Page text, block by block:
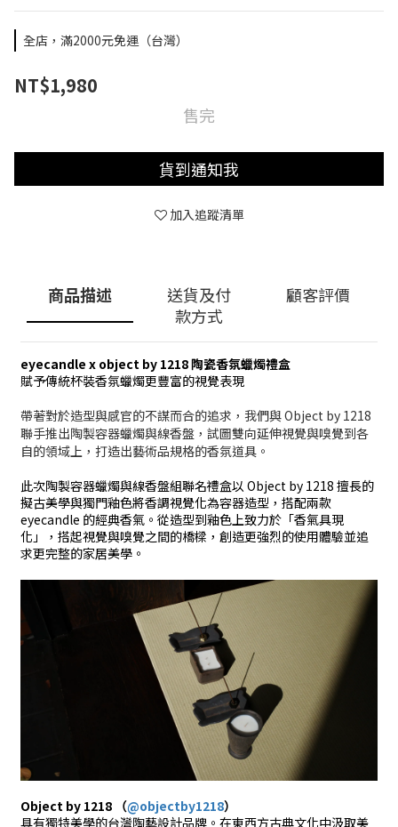
全店，滿2000元免運（台灣）
NT$1,980
售完
貨到通知我
加入追蹤清單
商品描述
送貨及付
款方式
顧客評價
eyecandle x object by 1218 陶瓷香氛蠟燭禮盒
賦予傳統杯裝香氛蠟燭更豐富的視覺表現
帶著對於造型與感官的不謀而合的追求，我們與 Object by 1218
聯手推出陶製容器蠟燭與線香盤，試圖雙向延伸視覺與嗅覺到各
自的領域上，打造出藝術品規格的香氛道具。
此次陶製容器蠟燭與線香盤組聯名禮盒以 Object by 1218 擅長的
擬古美學與獨門釉色將香調視覺化為容器造型，搭配兩款
eyecandle 的經典香氣。從造型到釉色上致力於「香氣具現
化」，搭起視覺與嗅覺之間的橋樑，創造更強烈的使用體驗並追
求更完整的家居美學。
Object by 1218 （@objectby1218）
具有獨特美學的台灣陶藝設計品牌。在東西方古典文化中汲取美